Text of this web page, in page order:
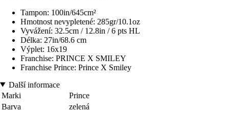
Tampon: 100in/645cm²
Hmotnost nevypletené: 285gr/10.1oz
Vyvážení: 32.5cm / 12.8in / 6 pts HL
Délka: 27in/68.6 cm
Výplet: 16x19
Franchise: PRINCE X SMILEY
Franchise Prince: Prince X Smiley
Další informace
Marki
Prince
Barva
zelená